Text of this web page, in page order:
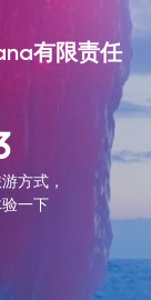
有限责任
方式，
一下